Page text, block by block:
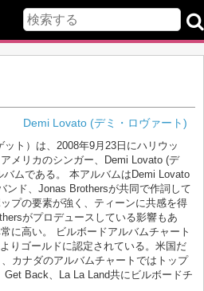
Demi Lovato (デミ・ロヴァート)
ト）は、2008年9月23日にハリウッ
メリカのシンガー、Demi Lovato (デ
バムである。 本アルバムはDemi Lovato
ンド、Jonas Brothersが共同で作詞して
プの要素が強く、ティーンに共感を得
がプロデュースしている影響もあ
に高い。 ビルボードアルバムチャート
りゴールドに認定されている。米国だ
カナダのアルバムチャートではトップ
Back、La La Land共にビルボードチ